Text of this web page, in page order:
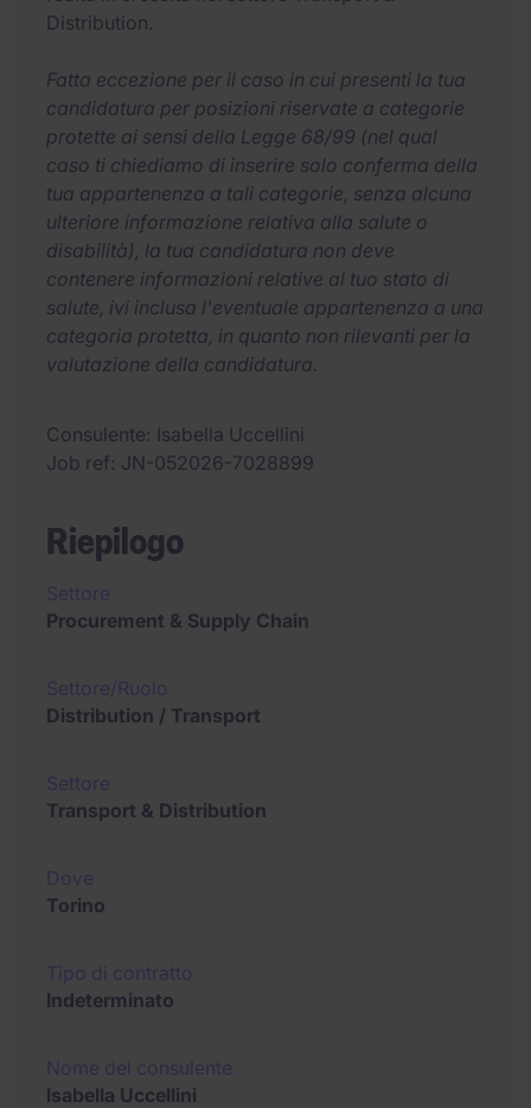
Distribution.
Fatta eccezione per il caso in cui presenti la tua
candidatura per posizioni riservate a categorie
protette ai sensi della Legge 68/99 (nel qual
caso ti chiediamo di inserire solo conferma della
tua appartenenza a tali categorie, senza alcuna
ulteriore informazione relativa alla salute o
disabilità), la tua candidatura non deve
contenere informazioni relative al tuo stato di
salute, ivi inclusa l'eventuale appartenenza a una
categoria protetta, in quanto non rilevanti per la
valutazione della candidatura.
Consulente Isabella Uccellini
Job ref JN-052026-7028899
Riepilogo
Procurement & Supply Chain
Distribution / Transport
Transport & Distribution
Torino
Indeterminato
Isabella Uccellini